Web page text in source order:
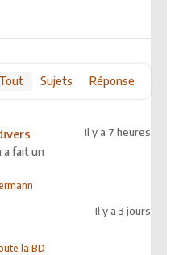
Tout Sujets Réponse
a fait un
Il y a 7 heures
Il y a 3 jours
la BD